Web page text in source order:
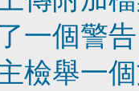
一個警
檢舉一